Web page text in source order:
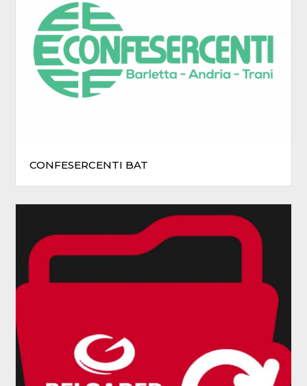
CONFESERCENTI BAT